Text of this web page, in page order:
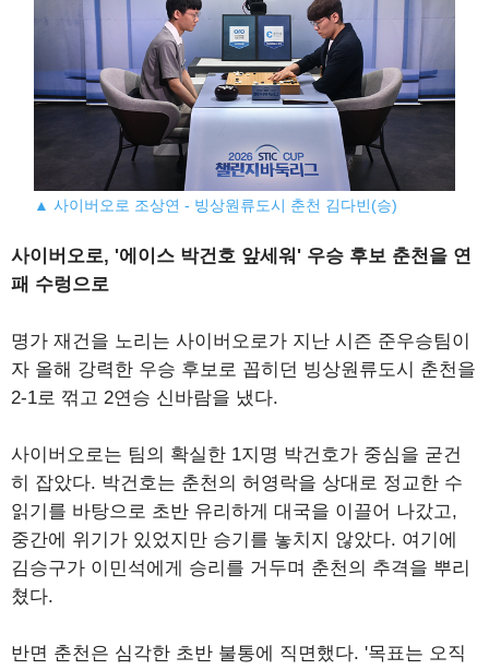
▲ 사이버오로 조상연 - 빙상원류도시 춘천 김다빈(승)
사이버오로, '에이스 박건호 앞세워' 우승 후보 춘천을 연
패 수렁으로
명가 재건을 노리는 사이버오로가 지난 시즌 준우승팀이
자 올해 강력한 우승 후보로 꼽히던 빙상원류도시 춘천을
2-1로 꺾고 2연승 신바람을 냈다.
사이버오로는 팀의 확실한 1지명 박건호가 중심을 굳건
히 잡았다. 박건호는 춘천의 허영락을 상대로 정교한 수
읽기를 바탕으로 초반 유리하게 대국을 이끌어 나갔고,
중간에 위기가 있었지만 승기를 놓치지 않았다. 여기에
김승구가 이민석에게 승리를 거두며 춘천의 추격을 뿌리
쳤다.
반면 춘천은 심각한 초반 불통에 직면했다. '목표는 오직